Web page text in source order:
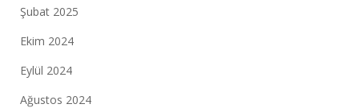
Şubat 2025
Ekim 2024
Eylül 2024
Ağustos 2024